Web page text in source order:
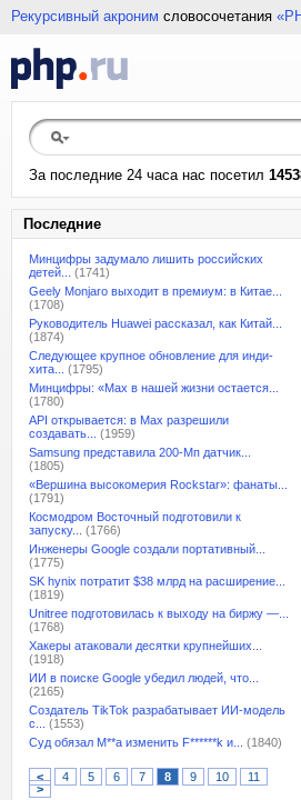
Рекурсивный акроним словосочетания
За последние 24 часа нас посетил
Последние
Минцифры задумало лишить российских
детей...
(1741)
Geely Monjaro выходит в премиум: в Китае...
(1708)
Руководитель Huawei рассказал, как Китай...
(1874)
Следующее крупное обновление для инди-
хита...
(1795)
Минцифры: «Max в нашей жизни остается...
(1780)
API открывается: в Max разрешили
создавать...
(1959)
Samsung представила 200-Мп датчик...
(1805)
«Вершина высокомерия Rockstar»: фанаты...
(1791)
Космодром Восточный подготовили к
запуску...
(1766)
Инженеры Google создали портативный...
(1775)
SK hynix потратит $38 млрд на расширение...
(1819)
Unitree подготовилась к выходу на биржу —...
(1768)
Хакеры атаковали десятки крупнейших...
(1918)
ИИ в поиске Google убедил людей, что...
(2165)
Создатель TikTok разрабатывает ИИ-модель
с...
(1553)
Суд обязал M**a изменить F******k и...
(1840)
< 4 5 6 7 8 9 10
11
>